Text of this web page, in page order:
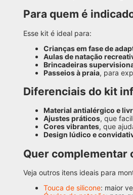
Para quem é
Esse kit é ideal para:
Crianças em fase de
Aulas de natação
Brincadeiras
Passeios à praia, para
Diferenciais do kit
Material antialérgico e
Ajustes práticos, que
Cores vibrantes, que
Design lúdico e
Quer complementar
Veja outros itens ideais para
Touca de silicone: maior